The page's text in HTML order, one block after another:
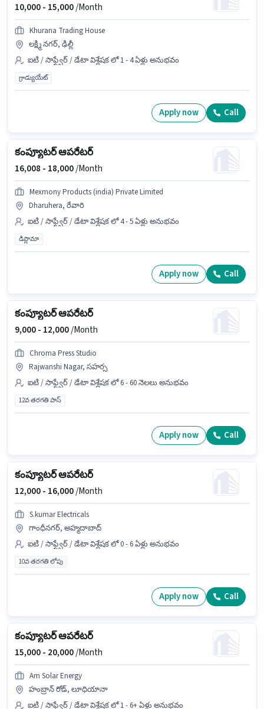
10,000 - 15,000/Month
Khurana Trading House
లక్ష్మి నగర్, ఢిల్లీ
ఐటి / సాఫ్ట్వేర్ / డేటా విశ్లేషక లో 1 - 4 ఏళ్లు అనుభవం
గ్రాడ్యుయేట్
Apply now Call
కంప్యూటర్ ఆపరేటర్
16,008 - 18,000/Month
Mexmony Products (india) Private Limited
Dharuhera, రేవారి
ఐటి / సాఫ్ట్వేర్ / డేటా విశ్లేషక లో 4 - 5 ఏళ్లు అనుభవం
డిప్లొమా
Apply now Call
కంప్యూటర్ ఆపరేటర్
9,000 - 12,000/Month
Chroma Press Studio
Rajwanshi Nagar, సహర్స
ఐటి / సాఫ్ట్వేర్ / డేటా విశ్లేషక లో 6 - 60 నెలలు అనుభవం
12వ తరగతి పాస్
Apply now Call
కంప్యూటర్ ఆపరేటర్
12,000 - 16,000/Month
S.kumar Electricals
గాంధీనగర్, అహ్మదాబాద్
ఐటి / సాఫ్ట్వేర్ / డేటా విశ్లేషక లో 0 - 6 ఏళ్లు అనుభవం
10వ తరగతి లోపు
Apply now Call
కంప్యూటర్ ఆపరేటర్
15,000 - 20,000/Month
Am Solar Energy
హంబ్రాన్ రోడ్, లూధియానా
ఐటి / సాఫ్ట్వేర్ / డేటా విశ్లేషక లో 1 - 6+ ఏళ్లు అనుభవం